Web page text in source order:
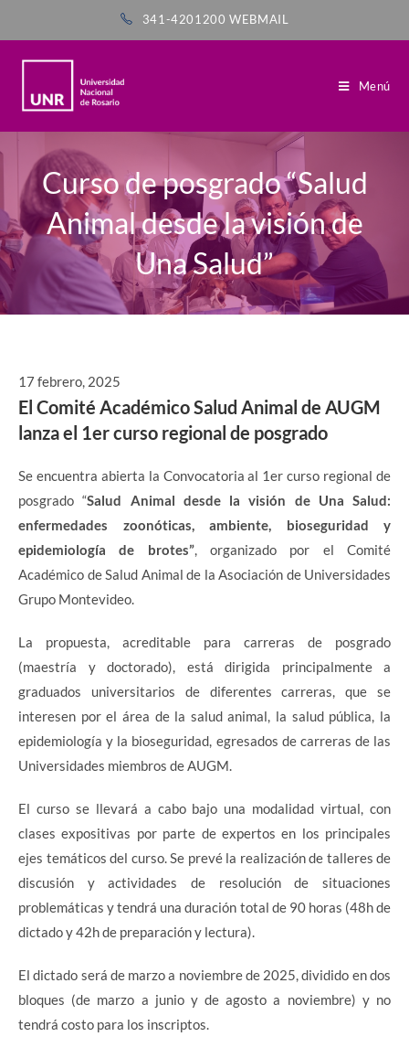
341-4201200WEBMAIL
Menú
Curso de posgrado “Salud
Animal desde la visión de
Una Salud”
17 febrero, 2025
El Comité Académico Salud Animal de AUGM
lanza el 1er curso regional de posgrado
Se encuentra abierta la Convocatoria al 1er curso regional de
posgrado “Salud Animal desde la visión de Una Salud:
enfermedades zoonóticas, ambiente, bioseguridad y
epidemiología de brotes”, organizado por el Comité
Académico de Salud Animal de la Asociación de Universidades
Grupo Montevideo.
La propuesta, acreditable para carreras de posgrado
(maestría y doctorado), está dirigida principalmente a
graduados universitarios de diferentes carreras, que se
interesen por el área de la salud animal, la salud pública, la
epidemiología y la bioseguridad, egresados de carreras de las
Universidades miembros de AUGM.
El curso se llevará a cabo bajo una modalidad virtual, con
clases expositivas por parte de expertos en los principales
ejes temáticos del curso. Se prevé la realización de talleres de
discusión y actividades de resolución de situaciones
problemáticas y tendrá una duración total de 90 horas (48h de
dictado y 42h de preparación y lectura).
El dictado será de marzo a noviembre de 2025, dividido en dos
bloques (de marzo a junio y de agosto a noviembre) y no
tendrá costo para los inscriptos.